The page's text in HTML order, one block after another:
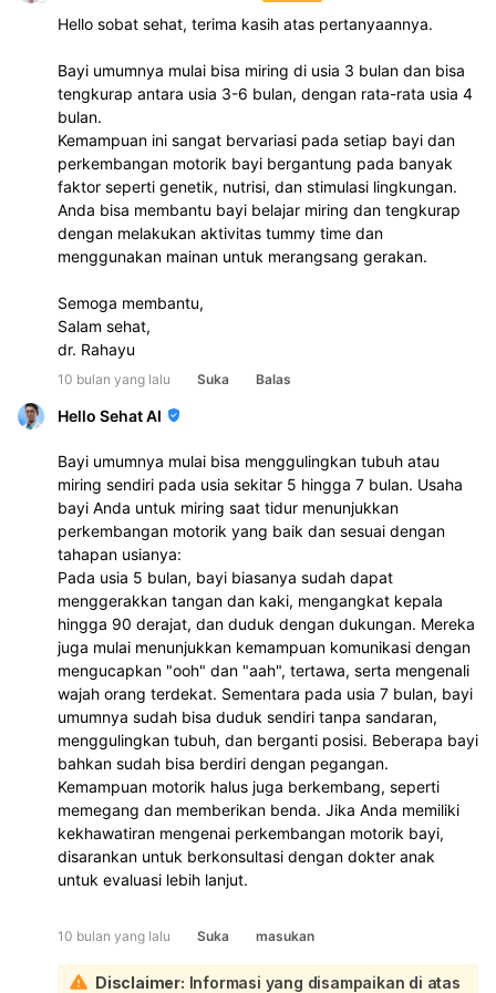
Hello sobat sehat, terima kasih atas pertanyaannya.
Bayi umumnya mulai bisa miring di usia 3 bulan dan bisa
tengkurap antara usia 3-6 bulan, dengan rata-rata usia 4
bulan.
Kemampuan ini sangat bervariasi pada setiap bayi dan
perkembangan motorik bayi bergantung pada banyak
faktor seperti genetik, nutrisi, dan stimulasi lingkungan.
Anda bisa membantu bayi belajar miring dan tengkurap
dengan melakukan aktivitas tummy time dan
menggunakan mainan untuk merangsang gerakan.
Semoga membantu,
Salam sehat,
dr. Rahayu
10 bulan yang lalu Suka Balas
Hello Sehat AI
Bayi umumnya mulai bisa menggulingkan tubuh atau
miring sendiri pada usia sekitar 5 hingga 7 bulan. Usaha
bayi Anda untuk miring saat tidur menunjukkan
perkembangan motorik yang baik dan sesuai dengan
tahapan usianya:
Pada usia 5 bulan, bayi biasanya sudah dapat
menggerakkan tangan dan kaki, mengangkat kepala
hingga 90 derajat, dan duduk dengan dukungan. Mereka
juga mulai menunjukkan kemampuan komunikasi dengan
mengucapkan "ooh" dan "aah", tertawa, serta mengenali
wajah orang terdekat. Sementara pada usia 7 bulan, bayi
umumnya sudah bisa duduk sendiri tanpa sandaran,
menggulingkan tubuh, dan berganti posisi. Beberapa bayi
bahkan sudah bisa berdiri dengan pegangan.
Kemampuan motorik halus juga berkembang, seperti
memegang dan memberikan benda. Jika Anda memiliki
kekhawatiran mengenai perkembangan motorik bayi,
disarankan untuk berkonsultasi dengan dokter anak
untuk evaluasi lebih lanjut.
10 bulan yang lalu Suka masukan
Disclaimer: Informasi yang disampaikan di atas